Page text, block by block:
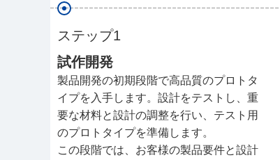
ステップ1
試作開発
製品開発の初期段階で高品質のプロトタ
イプを入手します。設計をテストし、重
要な材料と設計の調整を行い、テスト用
のプロトタイプを準備します。
この段階では、お客様の製品要件と設計